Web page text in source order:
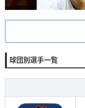
球団別選手一覧